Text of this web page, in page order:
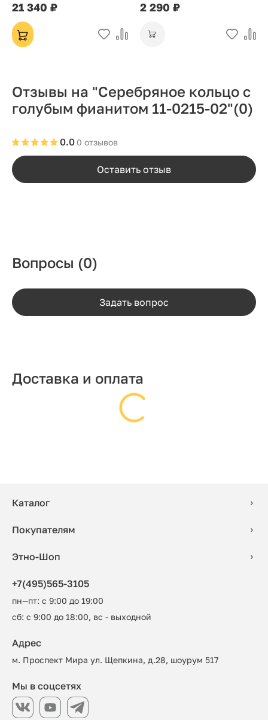
21 340 ₽ 2 290 ₽
Отзывы на "Серебряное кольцо с
голубым фианитом 11-0215-02"(0)
0 отзывов
0.0
Оставить отзыв
Вопросы (0)
Задать вопрос
Доставка и оплата
Каталог
Покупателям
Этно-Шоп
+7(495)565-3105
пн—пт: с 9:00 до 19:00
сб: с 9:00 до 18:00, вс - выходной
Адрес
м. Проспект Мира ул. Щепкина, д.28, шоурум 517
Мы в соцсетях